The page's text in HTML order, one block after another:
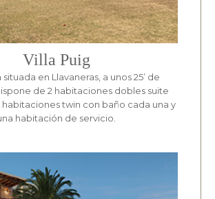
Villa Puig
situada en Llavaneras, a unos 25’ de
de 2 habitaciones dobles suite
twin con baño cada una y
habitación de servicio.